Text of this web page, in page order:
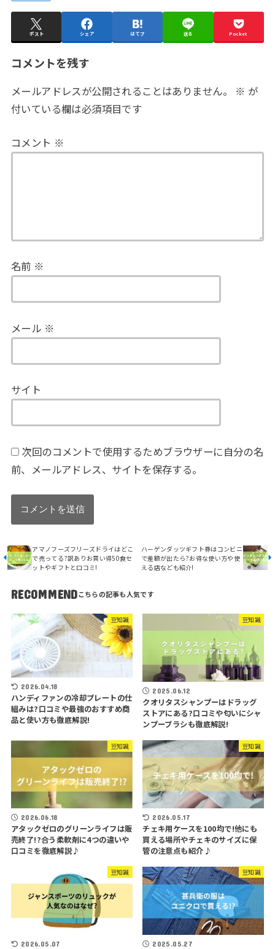
ポスト シェア はてブ 送る Pocket
コメントを残す
メールアドレスが公開されることはありません。 ※ が
付いている欄は必須項目です
コメント ※
名前 ※
メール ※
サイト
次回のコメントで使用するためブラウザーに自分の名
前、メールアドレス、サイトを保存する。
アマノフーズフリーズドライはどこ
で売ってる?訳ありお買い得50食セ
ットやギフトと口コミ!
ハーゲンダッツギフト券はコンビニ
で差額が出たら?お得な使い方や使
える店なども紹介!
RECOMMEND
豆知識
2026.04.18
ハンディファンの冷却プレートの仕
組みは?口コミや最強のおすすめ商
品と使い方も徹底解説!
豆知識
2025.06.12
クオリタスシャンプーはドラッグ
ストアにある?口コミや匂いにシャ
ンプーブラシも徹底解説!
豆知識
2026.06.18
アタックゼロのグリーンライフは販
売終了!?合う柔軟剤に4つの違いや
口コミを徹底解説♪
豆知識
2026.05.17
チェキ用ケースを100均で!他にも
買える場所やチェキのサイズに保
管の注意点も紹介♪
豆知識
2026.05.07
豆知識
2025.05.27